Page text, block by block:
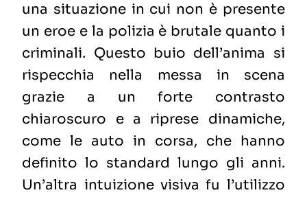
una situazione in cui non è presente
un eroe e la polizia è brutale quanto i
criminali. Questo buio dell’anima si
rispecchia nella messa in scena
grazie a un forte contrasto
chiaroscuro e a riprese dinamiche,
come le auto in corsa, che hanno
definito lo standard lungo gli anni.
Un’altra intuizione visiva fu l’utilizzo